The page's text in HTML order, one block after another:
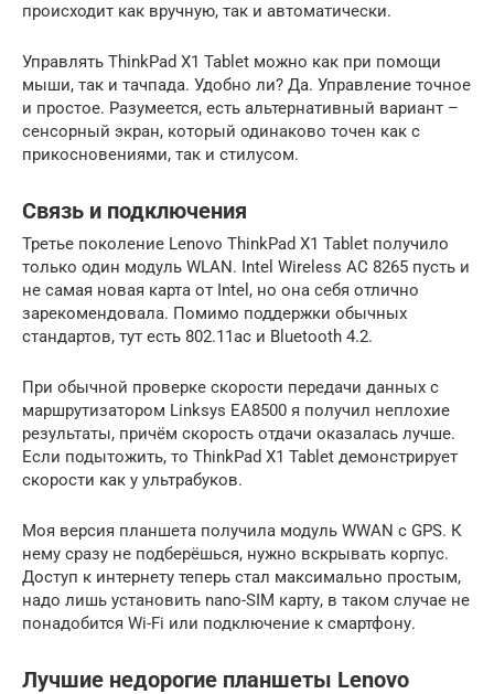
происходит как вручную, так и автоматически.
Управлять ThinkPad X1 Tablet можно как при помощи
мыши, так и тачпада. Удобно ли? Да. Управление точное
и простое. Разумеется, есть альтернативный вариант –
сенсорный экран, который одинаково точен как с
прикосновениями, так и стилусом.
Связь и подключения
Третье поколение Lenovo ThinkPad X1 Tablet получило
только один модуль WLAN. Intel Wireless AC 8265 пусть и
не самая новая карта от Intel, но она себя отлично
зарекомендовала. Помимо поддержки обычных
стандартов, тут есть 802.11ac и Bluetooth 4.2.
При обычной проверке скорости передачи данных с
маршрутизатором Linksys EA8500 я получил неплохие
результаты, причём скорость отдачи оказалась лучше.
Если подытожить, то ThinkPad X1 Tablet демонстрирует
скорости как у ультрабуков.
Моя версия планшета получила модуль WWAN с GPS. К
нему сразу не подберёшься, нужно вскрывать корпус.
Доступ к интернету теперь стал максимально простым,
надо лишь установить nano-SIM карту, в таком случае не
понадобится Wi-Fi или подключение к смартфону.
Лучшие недорогие планшеты Lenovo